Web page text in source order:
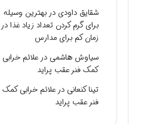
شقایق داودیدر بهترین وسیله
برای گرم کردن تعداد زیاد غذا در
زمان کم برای مدارس
سیاوش هاشمیدر علائم خرابی
کمک فنر عقب پراید
تینا کنعانیدر علائم خرابی کمک
فنر عقب پراید